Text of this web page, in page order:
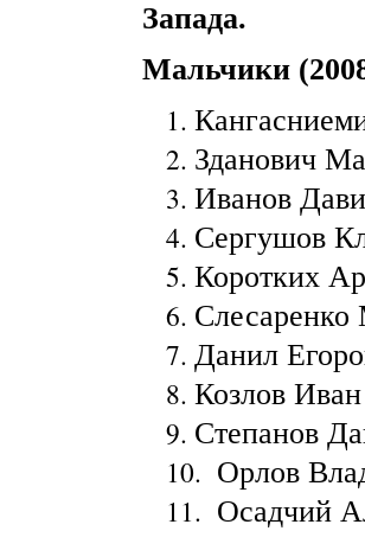
Запада.
Мальчики
Зданович
Иванов
Сергушов
Коротких
Слесаренко
Данил
Козлов
Степанов
Орлов
Осадчий